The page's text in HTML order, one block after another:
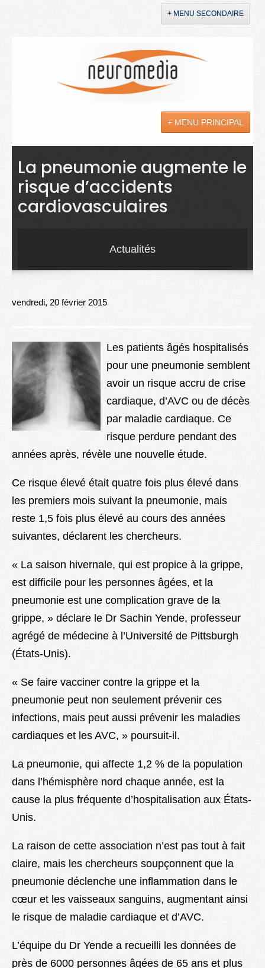
+ MENU SECONDAIRE
+ MENU PRINCIPAL
Actualités
Sciences
Maladies
Better Health
La pneumonie augmente le
risque d’accidents
cardiovasculaires
Actualités
vendredi, 20 février 2015
Les patients âgés hospitalisés
pour une pneumonie semblent
avoir un risque accru de crise
cardiaque, d’AVC ou de décès
par maladie cardiaque. Ce
risque perdure pendant des
années après, révèle une nouvelle étude.
Ce risque élevé était quatre fois plus élevé dans
les premiers mois suivant la pneumonie, mais
reste 1,5 fois plus élevé au cours des années
suivantes, déclarent les chercheurs.
« La saison hivernale, qui est propice à la grippe,
est difficile pour les personnes âgées, et la
pneumonie est une complication grave de la
grippe, » déclare le Dr Sachin Yende, professeur
agrégé de médecine à l’Université de Pittsburgh
(États-Unis).
« Se faire vacciner contre la grippe et la
pneumonie peut non seulement prévenir ces
infections, mais peut aussi prévenir les maladies
cardiaques et les AVC, » poursuit-il.
La pneumonie, qui affecte 1,2 % de la population
dans l’hémisphère nord chaque année, est la
cause la plus fréquente d’hospitalisation aux États-
Unis.
La raison de cette association n’est pas tout à fait
claire, mais les chercheurs soupçonnent que la
pneumonie déclenche une inflammation dans le
cœur et les vaisseaux sanguins, augmentant ainsi
le risque de maladie cardiaque et d’AVC.
L’équipe du Dr Yende a recueilli les données de
près de 6000 personnes âgées de 65 ans et plus